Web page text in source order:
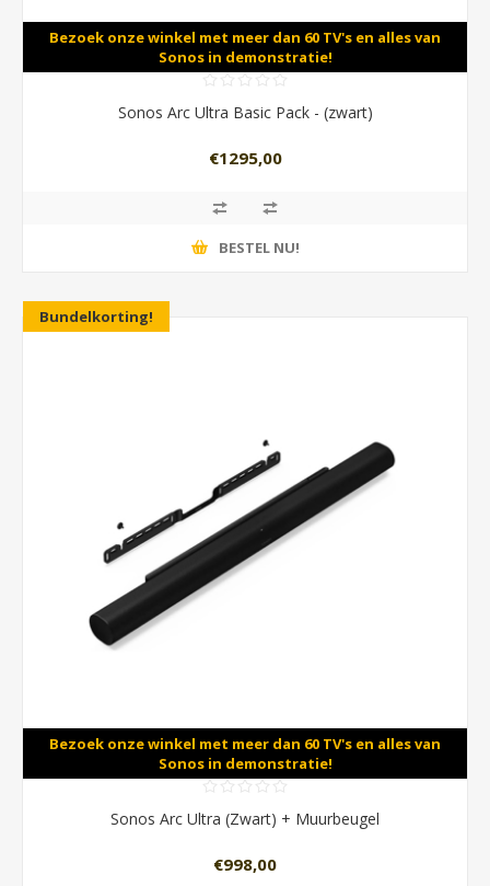
Bezoek onze winkel met meer dan 60 TV's en alles van
Sonos in demonstratie!
Sonos Arc Ultra Basic Pack - (zwart)
€1295,00
BESTEL NU!
Bundelkorting!
Bezoek onze winkel met meer dan 60 TV's en alles van
Sonos in demonstratie!
Sonos Arc Ultra (Zwart) + Muurbeugel
€998,00